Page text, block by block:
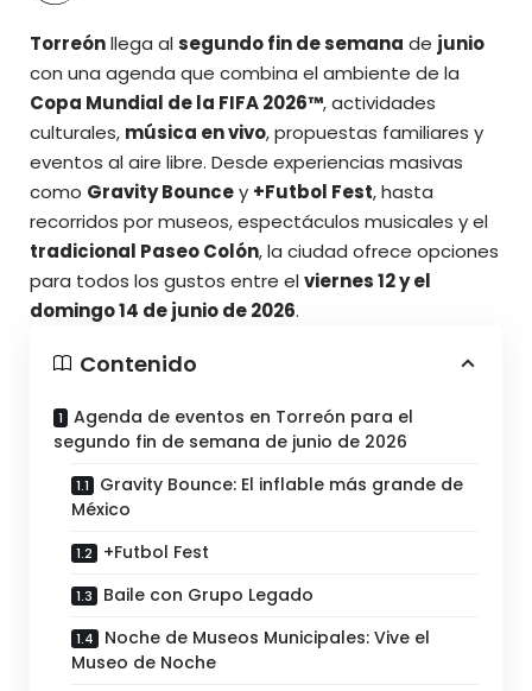
Torreónllega alsegundo fin de semana de junio
con una agenda que combina el ambiente de la
Copa Mundial de la FIFA 2026™, actividades
culturales, música en vivo, propuestas familiares y
eventos al aire libre. Desde experiencias masivas
como Gravity Bouncey +Futbol Fest, hasta
recorridos por museos, espectáculos musicales y el
tradicional Paseo Colón, la ciudad ofrece opciones
para todos los gustos entre elviernes 12 y el
domingo 14 de junio de 2026.
Contenido
Agenda de eventos en Torreón para el
segundo fin de semana de junio de 2026
Gravity Bounce: El inflable más grande de
México
+Futbol Fest
Baile con Grupo Legado
Noche de Museos Municipales: Vive el
Museo de Noche